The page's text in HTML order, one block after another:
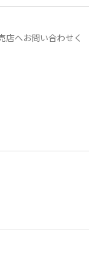
店へお問い合わせく